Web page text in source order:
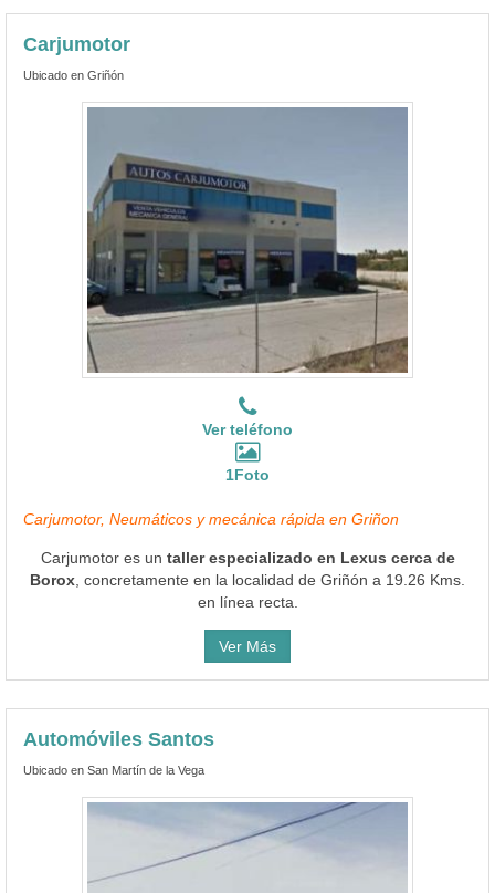
Carjumotor
Ubicado en Griñón
Ver teléfono
1Foto
Carjumotor, Neumáticos y mecánica rápida en Griñon
Carjumotor es un taller especializado en Lexus cerca de
Borox , concretamente en la localidad de Griñón a 19.26 Kms.
en línea recta.
Ver Más
Automóviles Santos
Ubicado en San Martín de la Vega